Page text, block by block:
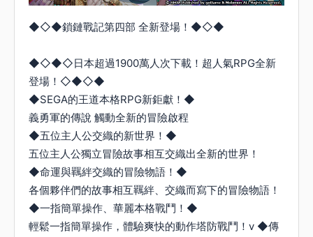
◆◇◆鎖鏈戰記第四部 全新登場！◆◇◆
◆◇◆◇日本超過1900萬人次下載！超人氣RPG全新
登場！◇◆◇◆
◆SEGA的王道本格RPG新鉅獻！◆
義勇軍的傳說 觸動全新的冒險啟程
◆五位主人公交織的新世界！◆
五位主人公獨立冒險故事相互交織出全新的世界！
◆命運與羈絆交織的冒險物語！◆
各個夥伴們的故事相互羈絆、交織而寫下的冒險物語！
◆一指簡單操作、華麗本格戰鬥！◆
輕鬆一指簡單操作，體驗爽快的動作塔防戰鬥！v ◆傳